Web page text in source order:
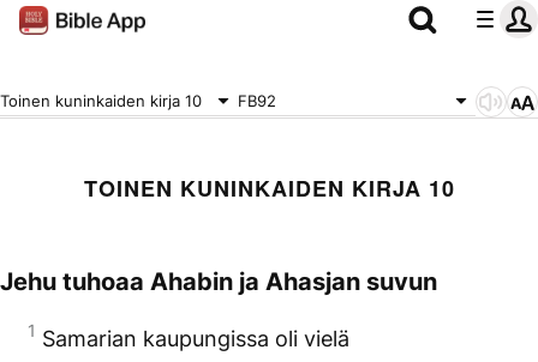
Toinen kuninkaiden kirja 10 FB92
TOINEN KUNINKAIDEN KIRJA 10
Jehu tuhoaa Ahabin ja Ahasjan suvun
1 Samarian kaupungissa oli vielä